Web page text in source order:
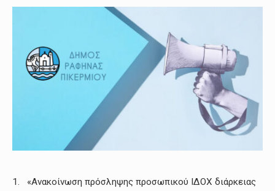
1. «Ανακοίνωση πρόσληψης προσωπικού ΙΔΟΧ διάρκειας